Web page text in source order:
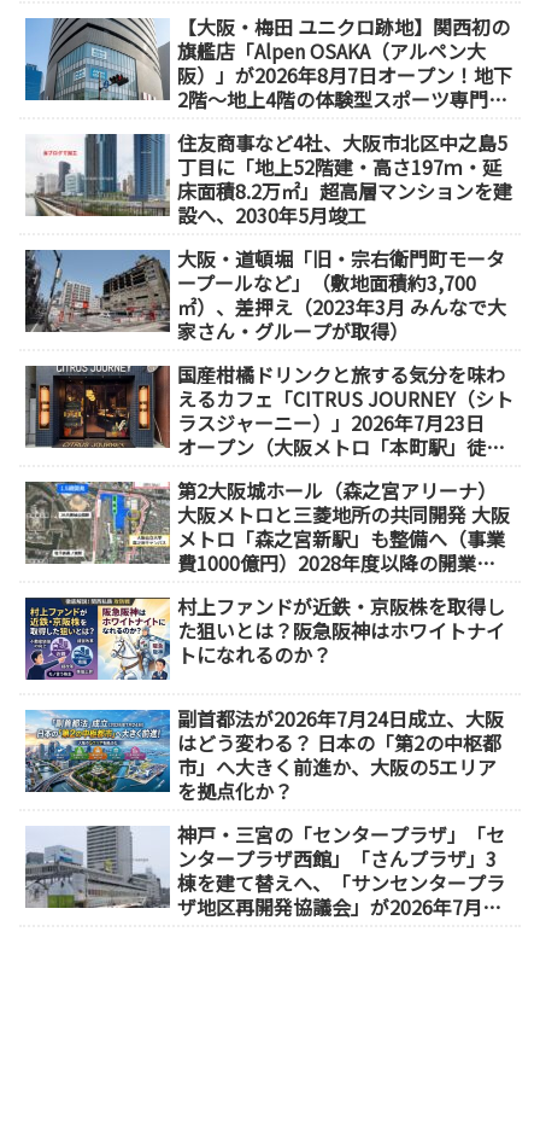
【大阪・梅田 ユニクロ跡地】関西初の
旗艦店「Alpen OSAKA（アルペン大
阪）」が2026年8月7日オープン！地下
2階～地上4階の体験型スポーツ専門店
住友商事など4社、大阪市北区中之島5
丁目に「地上52階建・高さ197ｍ・延
床面積8.2万㎡」超高層マンションを建
設へ、2030年5月竣工
大阪・道頓堀「旧・宗右衛門町モータ
ープールなど」（敷地面積約3,700
㎡）、差押え（2023年3月 みんなで大
家さん・グループが取得）
国産柑橘ドリンクと旅する気分を味わ
えるカフェ「CITRUS JOURNEY（シト
ラスジャーニー）」2026年7月23日
オープン（大阪メトロ「本町駅」徒歩
第2大阪城ホール（森之宮アリーナ）
大阪メトロと三菱地所の共同開発 大阪
メトロ「森之宮新駅」も整備へ（事業
費1000億円）2028年度以降の開業
村上ファンドが近鉄・京阪株を取得し
た狙いとは？阪急阪神はホワイトナイ
トになれるのか？
副首都法が2026年7月24日成立、大阪
はどう変わる？ 日本の「第2の中枢都
市」へ大きく前進か、大阪の5エリア
を拠点化か？
神戸・三宮の「センタープラザ」「セ
ンタープラザ西館」「さんプラザ」3
棟を建て替えへ、「サンセンタープラ
ザ地区再開発協議会」が2026年7月発